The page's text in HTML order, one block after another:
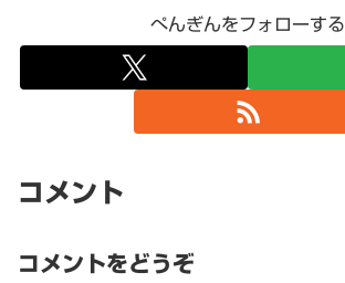
ぺんぎんをフォローする
コメント
コメントをどうぞ